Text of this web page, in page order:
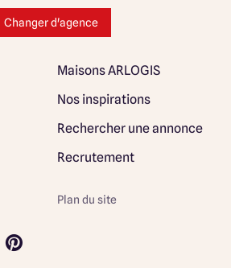
Changer d'agence
Maisons ARLOGIS
Nos inspirations
Rechercher une annonce
Recrutement
Plan du site